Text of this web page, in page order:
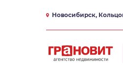
Новосибирск,